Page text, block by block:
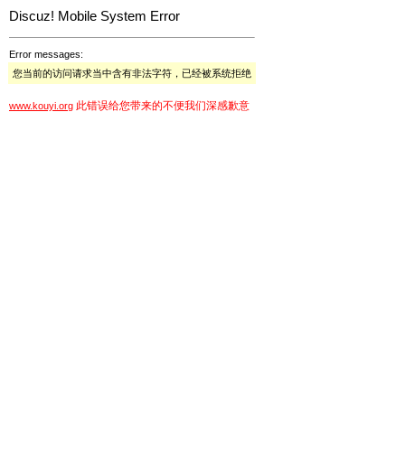
Discuz! Mobile System Error
Error messages:
您当前的访问请求当中含有非法字符，已经被系统拒绝
www.kouyi.org 此错误给您带来的不便我们深感歉意